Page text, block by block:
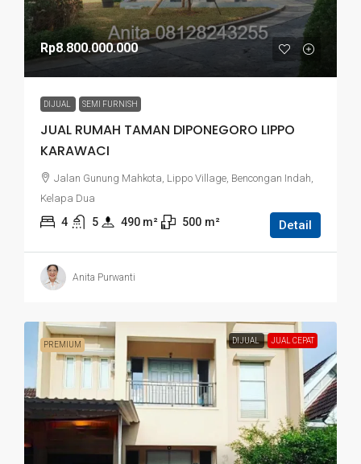
Rp8.800.000.000
DIJUAL SEMI FURNISH
JUAL RUMAH TAMAN DIPONEGORO LIPPO
KARAWACI
Jalan Gunung Mahkota, Lippo Village, Bencongan Indah,
Kelapa Dua
4 5 490 m² 500 m² Detail
Anita Purwanti
PREMIUM DIJUAL JUAL CEPAT